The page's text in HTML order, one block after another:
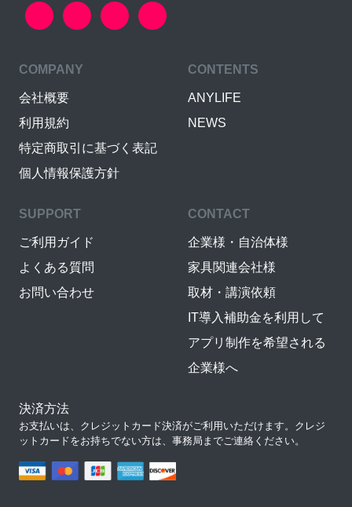
COMPANY
会社概要
利用規約
特定商取引に基づく表記
個人情報保護方針
CONTENTS
ANYLIFE
NEWS
SUPPORT
ご利用ガイド
よくある質問
お問い合わせ
CONTACT
企業様・自治体様
家具関連会社様
取材・講演依頼
IT導入補助金を利用して
アプリ制作を希望される
企業様へ
決済方法
お支払いは、クレジットカード決済がご利用いただけます。クレジ
ットカードをお持ちでない方は、事務局までご連絡ください。